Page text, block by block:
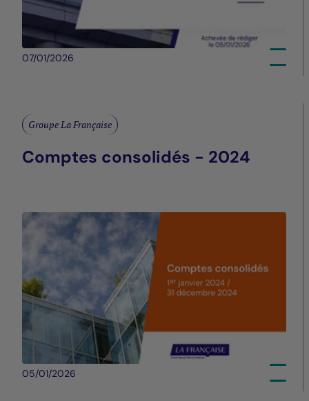
07/01/2026
Groupe La Française
Comptes consolidés - 2024
05/01/2026